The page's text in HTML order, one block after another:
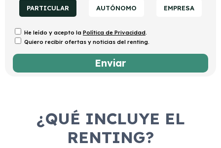
PARTICULAR AUTÓNOMO EMPRESA
He leído y acepto la Política de Privacidad.
Quiero recibir ofertas y noticias del renting.
¿QUÉ INCLUYE EL
RENTING?